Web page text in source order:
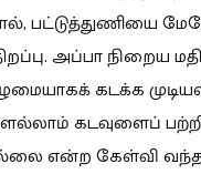
பட்டுத்துணியை
அப்பா நிறைய
கடக்க
கடவுளைப்
என்ற கேள்வி